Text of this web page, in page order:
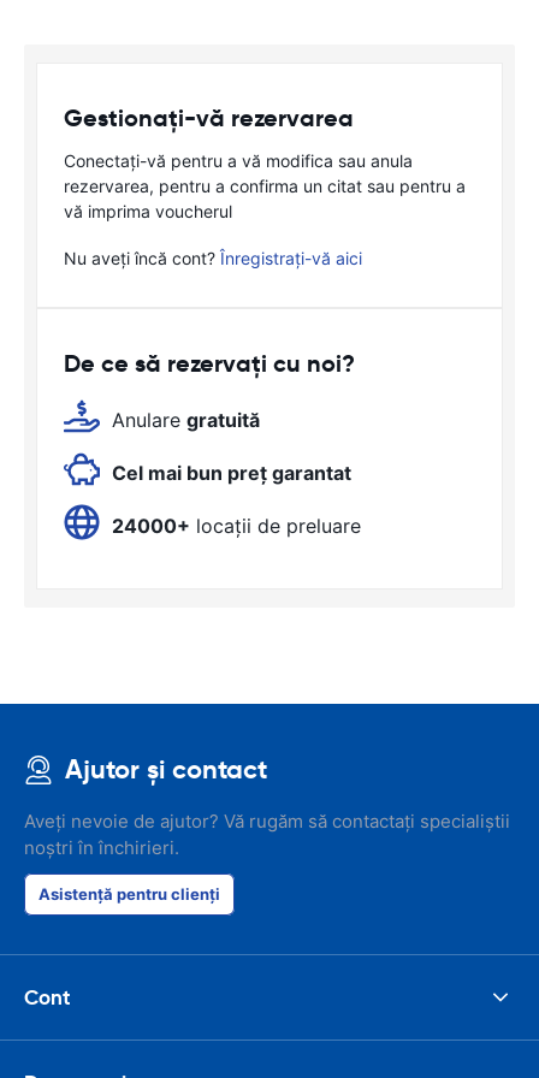
Gestionați-vă rezervarea
Conectați-vă pentru a vă modifica sau anula
rezervarea, pentru a confirma un citat sau pentru a
vă imprima voucherul
Nu aveți încă cont? Înregistrați-vă aici
De ce să rezervați cu noi?
Anulare gratuită
Cel mai bun preț garantat
24000+ locații de preluare
Ajutor și contact
Aveți nevoie de ajutor? Vă rugăm să contactați specialiștii
noștri în închirieri.
Asistență pentru clienți
Cont